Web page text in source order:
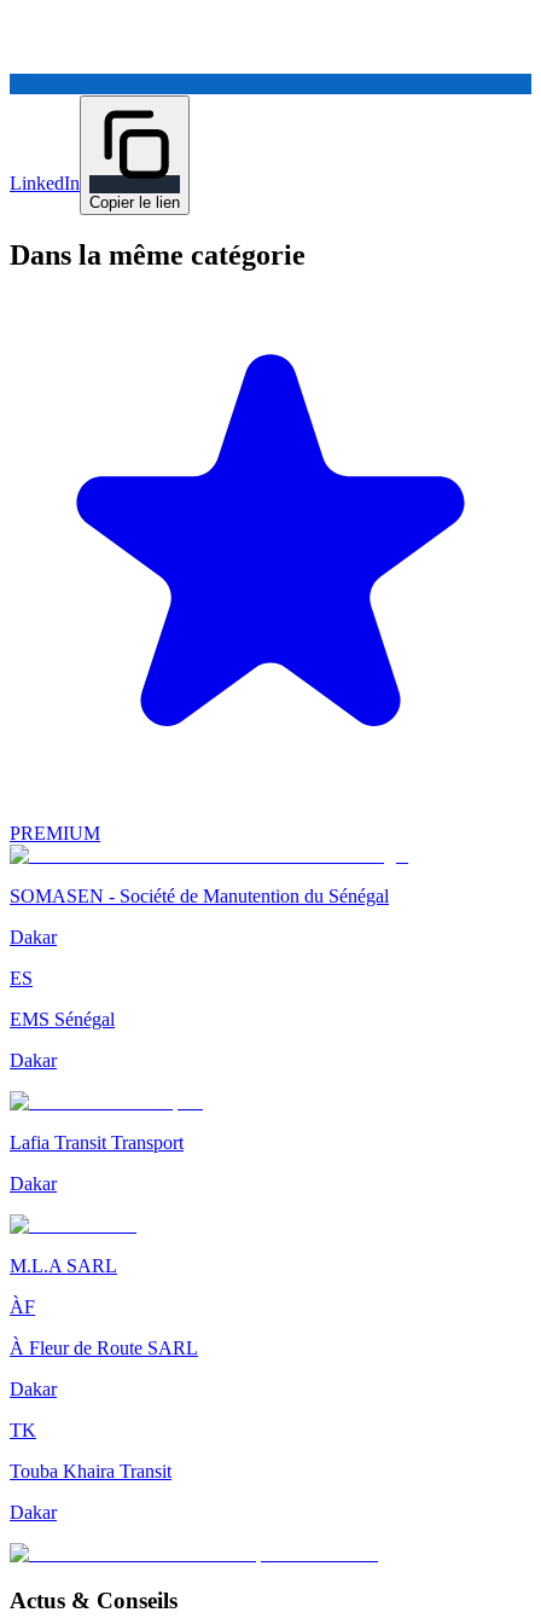
LinkedIn
Copier le lien
Dans la même catégorie
PREMIUM
SOMASEN - Société de Manutention du Sénégal
Dakar
ES
EMS Sénégal
Dakar
Lafia Transit Transport
Dakar
M.L.A SARL
ÀF
À Fleur de Route SARL
Dakar
TK
Touba Khaira Transit
Dakar
Actus & Conseils